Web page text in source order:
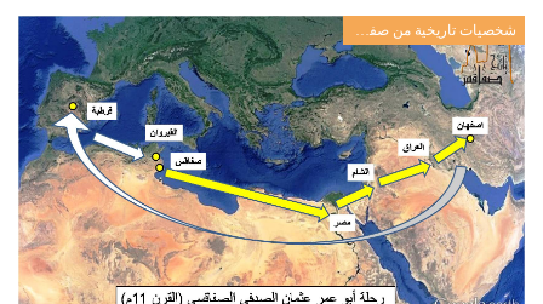
شخصيات تاريخية من صفاقس